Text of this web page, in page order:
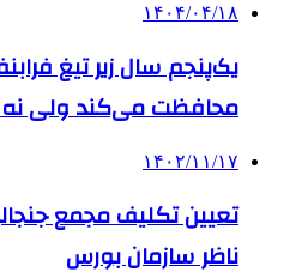
۱۴۰۴/۰۴/۱۸
یک‌پنجم سال زیر تیغ
محافظت می‌کند ولی
۱۴۰۲/۱۱/۱۷
تعیین تکلیف مجمع
ناظر سازمان بورس